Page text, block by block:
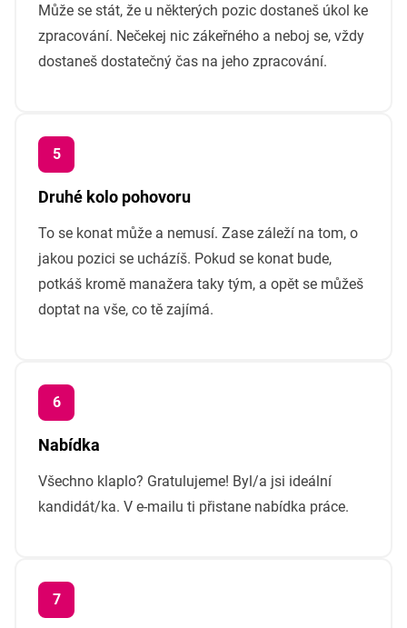
Může se stát, že u některých pozic dostaneš úkol ke
zpracování. Nečekej nic zákeřného a neboj se, vždy
dostaneš dostatečný čas na jeho zpracování.
Druhé kolo pohovoru
To se konat může a nemusí. Zase záleží na tom, o
jakou pozici se ucházíš. Pokud se konat bude,
potkáš kromě manažera taky tým, a opět se můžeš
doptat na vše, co tě zajímá.
Nabídka
Všechno klaplo? Gratulujeme! Byl/a jsi ideální
kandidát/ka. V e-mailu ti přistane nabídka práce.